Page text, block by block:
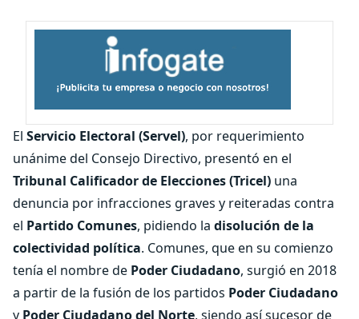
El Servicio Electoral (Servel), por requerimiento
unánime del Consejo Directivo, presentó en el
Tribunal Calificador de Elecciones (Tricel) una
denuncia por infracciones graves y reiteradas contra
el Partido Comunes, pidiendo la disolución de la
colectividad política. Comunes, que en su comienzo
tenía el nombre de Poder Ciudadano, surgió en 2018
a partir de la fusión de los partidos Poder Ciudadano
y Poder Ciudadano del Norte, siendo así sucesor de